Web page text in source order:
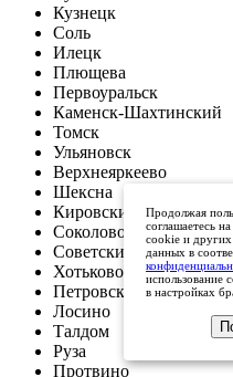
Кузнецк
Соль
Илецк
Плющева
Первоуральск
Каменск-Шахтинский
Томск
Ульяновск
Верхнеяркеево
Шексна
Кировский
Соколово
Советский
Хотьково
Петровский
Лосино
Талдом
Руза
Протвино
Продолжая
соглашаетесь
cookie и других
данных в
использование
в настройках